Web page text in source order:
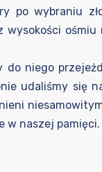
po wybraniu
wysokości
do niego
udaliśmy się
w naszej